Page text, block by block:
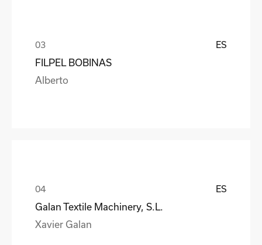
ES
FILPEL BOBINAS
Alberto
ES
Galan Textile Machinery, S.L.
Xavier Galan